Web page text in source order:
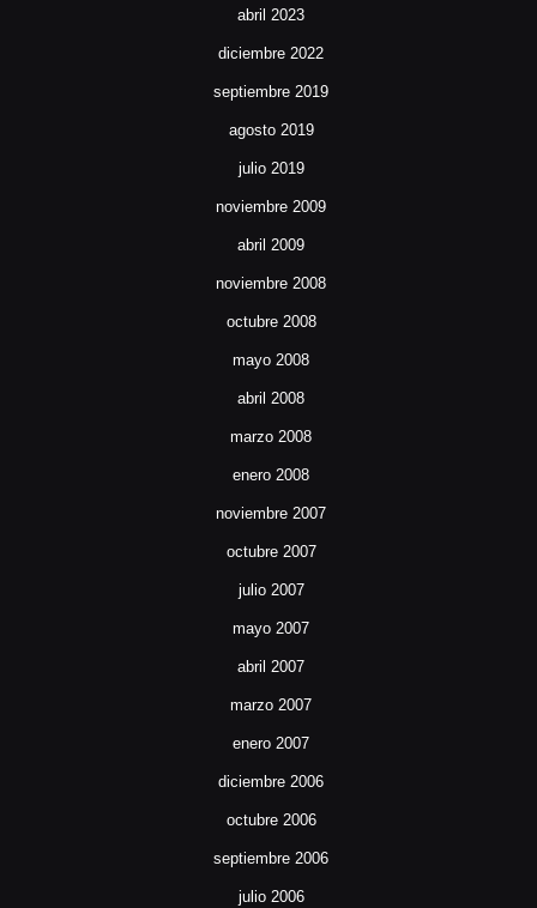
abril 2023
diciembre 2022
septiembre 2019
agosto 2019
julio 2019
noviembre 2009
abril 2009
noviembre 2008
octubre 2008
mayo 2008
abril 2008
marzo 2008
enero 2008
noviembre 2007
octubre 2007
julio 2007
mayo 2007
abril 2007
marzo 2007
enero 2007
diciembre 2006
octubre 2006
septiembre 2006
julio 2006